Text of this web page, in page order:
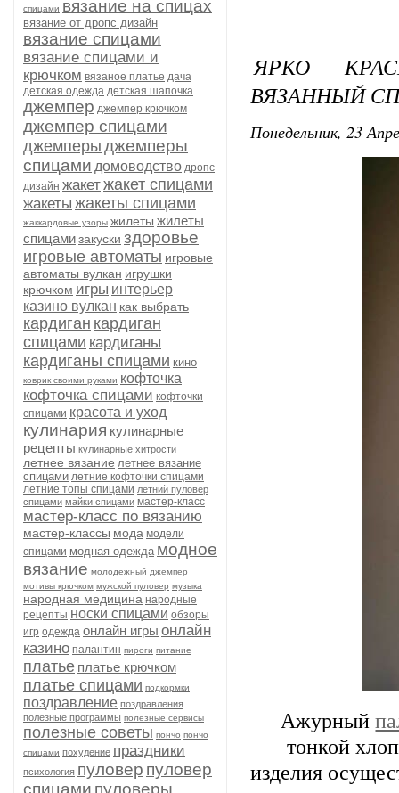
спицами вязание на спицах
вязание от дропс дизайн
вязание спицами
вязание спицами и
крючком вязаное платье дача
детская одежда детская шапочка
джемпер джемпер крючком
джемпер спицами
джемперы джемперы
спицами домоводство дропс
дизайн жакетжакет спицами
жакеты жакеты спицами
жаккардовые узоры жилеты жилеты
спицамизакуски здоровье
игровые автоматы игровые
автоматы вулкан игрушки
крючком игры интерьер
казино вулкан как выбрать
кардиган кардиган
спицами кардиганы
кардиганы спицами кино
коврик своими руками кофточка
кофточка спицами кофточки
спицами красота и уход
кулинария кулинарные
рецепты кулинарные хитрости
летнее вязание летнее вязание
спицами летние кофточки спицами
летние топы спицами летний пуловер
спицами майки спицами мастер-класс
мастер-класс по вязанию
мастер-классы мода модели
спицами модная одежда модное
вязание молодежный джемпер
мотивы крючком мужской пуловер музыка
народная медицина народные
рецепты носки спицами обзоры
игр одежда онлайн игры онлайн
казино палантин пироги питание
платье платье крючком
платье спицами подкормки
поздравление поздравления
полезные программы полезные сервисы
полезные советы пончо пончо
спицами похудение праздники
психология пуловер пуловер
спицами пуловеры
ЯРКО
ВЯЗАННЫЙ
Понедельник, 23
Ажурный
тонкой
изделия